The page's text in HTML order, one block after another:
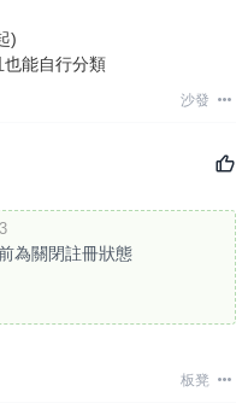
)
能自行分類
沙發
為關閉註冊狀態
板凳